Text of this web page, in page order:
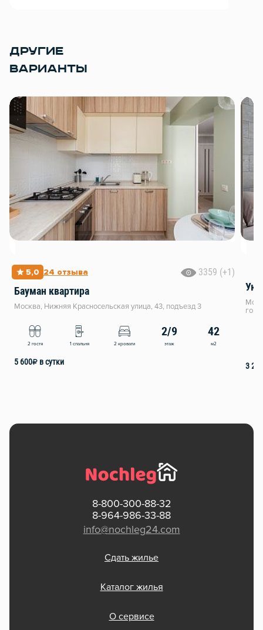
ДРУГИЕ
ВАРИАНТЫ
5,0 24 отзыва
3359 (+1)
Бауман квартира
Москва, Нижняя Красносельская улица, 43, подъезд 3
2 гостя 1 спальня 2 кровати
2/9
этаж
42
м2
5 600₽ в сутки 3 200
8-800-300-88-32
8-964-986-33-88
info@nochleg24.com
Сдать жилье
Каталог жилья
О сервисе